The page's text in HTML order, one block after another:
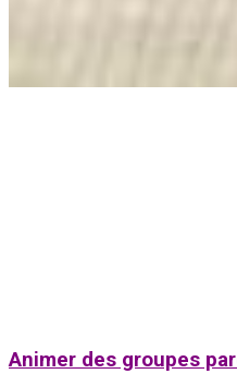
Animer des groupes